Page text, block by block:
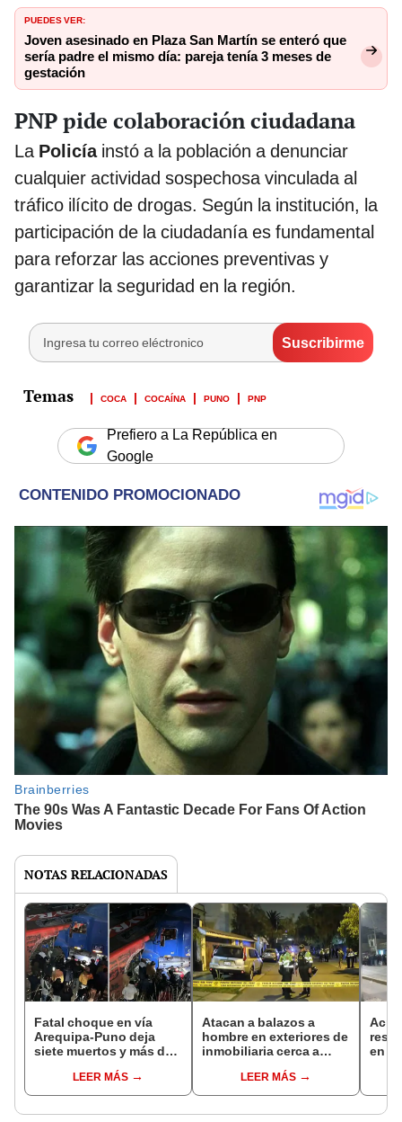
PUEDES VER:
Joven asesinado en Plaza San Martín se enteró que
sería padre el mismo día: pareja tenía 3 meses de
gestación
PNP pide colaboración ciudadana
La Policíainstó a la población a denunciar
cualquier actividad sospechosa vinculada al
tráfico ilícito de drogas. Según la institución, la
participación de la ciudadanía es fundamental
para reforzar las acciones preventivas y
garantizar la seguridad en la región.
COCA COCAÍNA PUNO PNP
Prefiero a La República en
Google
NOTAS RELACIONADAS
Fatal choque en vía
Arequipa-Puno deja
siete muertos y más de
interprovincial impactó
contra trailer en
LEER MÁS
Atacan a balazos a
hombre en exteriores de
inmobiliaria cerca a
Miraflores: PNP
investiga el hecho
LEER MÁS
en